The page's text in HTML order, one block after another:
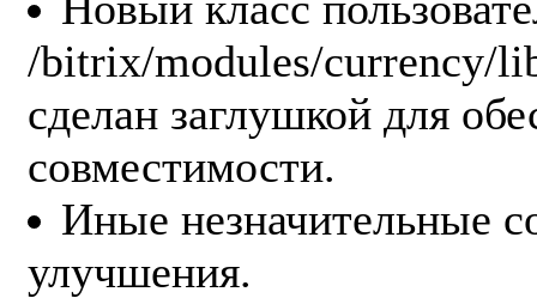
/bitrix/modules/currency/
сделан заглушкой для
совместимости.
Иные незначительные
улучшения.